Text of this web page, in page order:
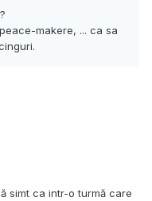
makere, ... ca sa
simt ca intr-o turmă care